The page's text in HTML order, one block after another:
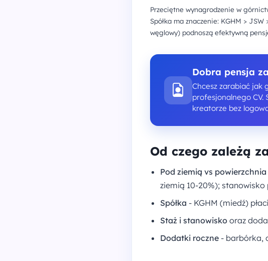
Przeciętne wynagrodzenie w
Spółka ma znaczenie: KGHM >
węglowy) podnoszą efektywną
Dobra pensja
Chcesz zarabiać jak
profesjonalnego CV.
kreatorze bez
Od czego zależą
Pod ziemią vs powierzchnia
ziemią 10-20%);
Spółka - KGHM (miedź)
Staż i stanowisko oraz
Dodatki roczne - barbórka,